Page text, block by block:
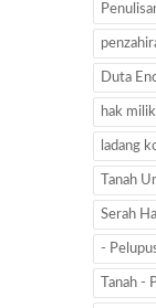
Duta
hak milik
ladang
Tanah
Serah
-
Tanah -